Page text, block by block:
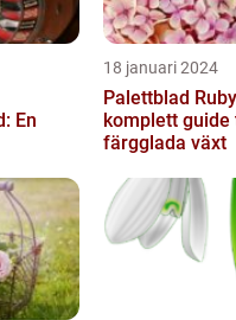
En
18 januari 2024
Palettblad
komplett guide
färgglada växt